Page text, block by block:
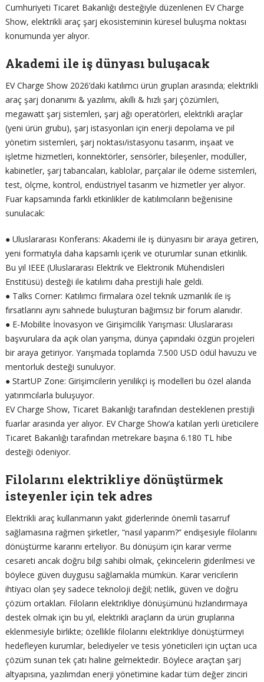
Cumhuriyeti Ticaret Bakanlığı desteğiyle düzenlenen EV Charge
Show, elektrikli araç şarj ekosisteminin küresel buluşma noktası
konumunda yer alıyor.
Akademi ile iş dünyası buluşacak
EV Charge Show 2026’daki katılımcı ürün grupları arasında; elektrikli
araç şarj donanımı & yazılımı, akıllı & hızlı şarj çözümleri,
megawatt şarj sistemleri, şarj ağı operatörleri, elektrikli araçlar
(yeni ürün grubu), şarj istasyonları için enerji depolama ve pil
yönetim sistemleri, şarj noktası/istasyonu tasarım, inşaat ve
işletme hizmetleri, konnektörler, sensörler, bileşenler, modüller,
kabinetler, şarj tabancaları, kablolar, parçalar ile ödeme sistemleri,
test, ölçme, kontrol, endüstriyel tasarım ve hizmetler yer alıyor.
Fuar kapsamında farklı etkinlikler de katılımcıların beğenisine
sunulacak:
● Uluslararası Konferans: Akademi ile iş dünyasını bir araya getiren,
yeni formatıyla daha kapsamlı içerik ve oturumlar sunan etkinlik.
Bu yıl IEEE (Uluslararası Elektrik ve Elektronik Mühendisleri
Enstitüsü) desteği ile katılımı daha prestijli hale geldi.
● Talks Corner: Katılımcı firmalara özel teknik uzmanlık ile iş
fırsatlarını aynı sahnede buluşturan bağımsız bir forum alanıdır.
● E-Mobilite İnovasyon ve Girişimcilik Yarışması: Uluslararası
başvurulara da açık olan yarışma, dünya çapındaki özgün projeleri
bir araya getiriyor. Yarışmada toplamda 7.500 USD ödül havuzu ve
mentorluk desteği sunuluyor.
● StartUP Zone: Girişimcilerin yenilikçi iş modelleri bu özel alanda
yatırımcılarla buluşuyor.
EV Charge Show, Ticaret Bakanlığı tarafından desteklenen prestijli
fuarlar arasında yer alıyor. EV Charge Show’a katılan yerli üreticilere
Ticaret Bakanlığı tarafından metrekare başına 6.180 TL hibe
desteği ödeniyor.
Filolarını elektrikliye dönüştürmek
isteyenler için tek adres
Elektrikli araç kullanmanın yakıt giderlerinde önemli tasarruf
sağlamasına rağmen şirketler, “nasıl yaparım?” endişesiyle filolarını
dönüştürme kararını erteliyor. Bu dönüşüm için karar verme
cesareti ancak doğru bilgi sahibi olmak, çekincelerin giderilmesi ve
böylece güven duygusu sağlamakla mümkün. Karar vericilerin
ihtiyacı olan şey sadece teknoloji değil; netlik, güven ve doğru
çözüm ortakları. Filoların elektrikliye dönüşümünü hızlandırmaya
destek olmak için bu yıl, elektrikli araçların da ürün gruplarına
eklenmesiyle birlikte; özellikle filolarını elektrikliye dönüştürmeyi
hedefleyen kurumlar, belediyeler ve tesis yöneticileri için uçtan uca
çözüm sunan tek çatı haline gelmektedir. Böylece araçtan şarj
altyapısına, yazılımdan enerji yönetimine kadar tüm değer zinciri